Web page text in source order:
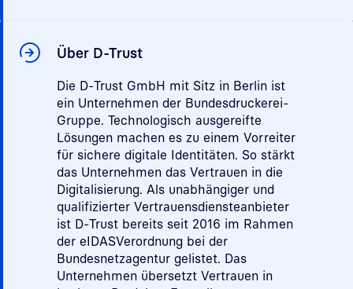
Über D-Trust
Die D-Trust GmbH mit Sitz in Berlin ist
ein Unternehmen der Bundesdruckerei-
Gruppe. Technologisch ausgereifte
Lösungen machen es zu einem Vorreiter
für sichere digitale Identitäten. So stärkt
das Unternehmen das Vertrauen in die
Digitalisierung. Als unabhängiger und
qualifizierter Vertrauensdiensteanbieter
ist D-Trust bereits seit 2016 im Rahmen
der eIDASVerordnung bei der
Bundesnetzagentur gelistet. Das
Unternehmen übersetzt Vertrauen in